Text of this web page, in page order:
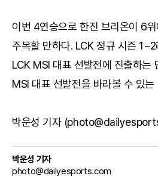
이번 4연승으로 한진 브리온이 6
주목할 만하다. LCK 정규 시즌
LCK MSI 대표 선발전에 진출하는
MSI 대표 선발전을 바라볼 수 있는
박운성 기자
박운성 기자
photo@dailyesports.com